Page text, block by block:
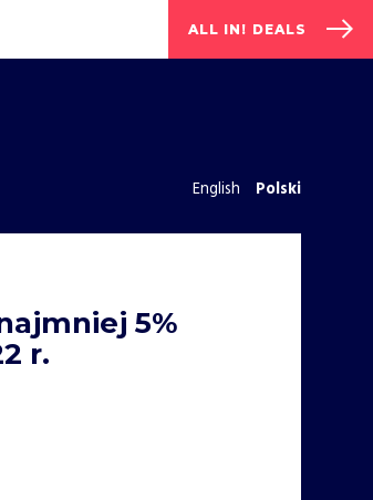
ALL IN! DEALS
English Polski
5%
r.